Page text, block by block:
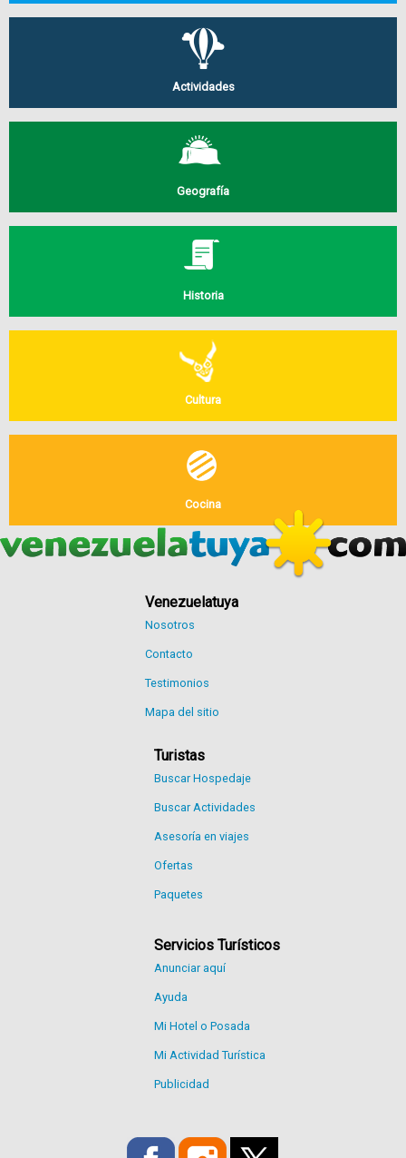
Actividades
Geografía
Historia
Cultura
Cocina
Venezuelatuya
Nosotros
Contacto
Testimonios
Mapa del sitio
Turistas
Buscar Hospedaje
Buscar Actividades
Asesoría en viajes
Ofertas
Paquetes
Servicios Turísticos
Anunciar aquí
Ayuda
Mi Hotel o Posada
Mi Actividad Turística
Publicidad